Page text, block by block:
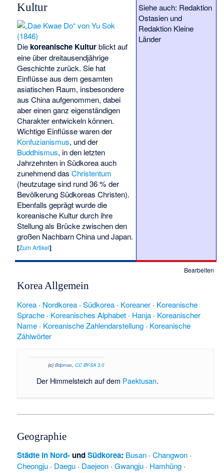
Siehe auch: Redaktion
Ostasien und
Redaktion Kleine
Länder
Kultur
Diekoreanische Kulturblickt auf
eine über dreitausendjährige
Geschichte zurück. Sie hat
Einflüsse aus dem gesamten
asiatischen Raum, insbesondere
aus China aufgenommen, dabei
aber einen ganz eigenständigen
Charakter entwickeln können.
Wichtige Einflüsse waren der
Konfuzianismus, und der
Buddhismus, in den letzten
Jahrzehnten in Südkorea auch
zunehmend dasChristentum
(heutzutage sind rund 36 % der
Bevölkerung Südkoreas Christen).
Ebenfalls geprägt wurde die
koreanische Kultur durch ihre
Stellung als Brücke zwischen den
großen Nachbarn China und Japan.
[Zum Artikel]
Bearbeiten
Korea Allgemein
Korea · Nordkorea ·Südkorea · Koreaner · Koreanische
Sprache · Koreanisches Alphabet · Hanja · Koreanischer
Name · Koreanische Zahlendarstellung · Koreanische
Zählwörter
(c)Bdpmax,CC BY-SA 3.0
Der Himmelsteich auf dem Paektusan.
Geographie
Städte in Nord-undSüdkorea: Busan ·Changwon ·
Cheongju · Daegu · Daejeon ·Gwangju · Hamhŭng ·